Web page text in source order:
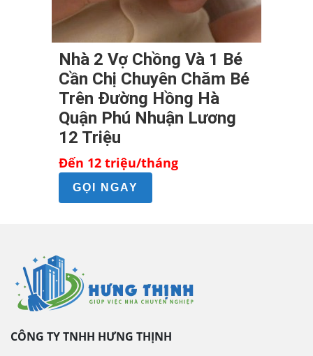
Nhà 2 Vợ Chồng Và 1 Bé
Cần Chị Chuyên Chăm Bé
Trên Đường Hồng Hà
Quận Phú Nhuận Lương
12 Triệu
Đến 12 triệu/tháng
GỌI NGAY
CÔNG TY TNHH HƯNG THỊNH